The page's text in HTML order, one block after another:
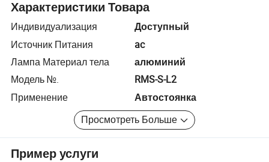
Характеристики Товара
Индивидуализация
Доступный
Источник Питания
ac
Лампа Материал тела
алюминий
Модель №.
RMS-S-L2
Применение
Автостоянка
Просмотреть Больше
Пример услуги